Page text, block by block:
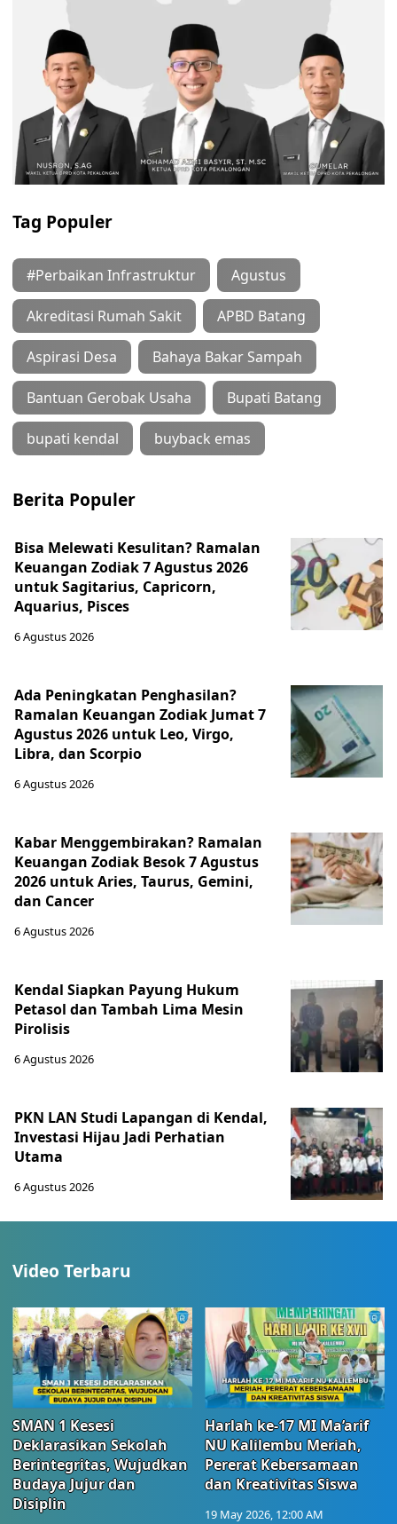
Tag Populer
#Perbaikan Infrastruktur Agustus
Akreditasi Rumah Sakit APBD Batang
Aspirasi Desa Bahaya Bakar Sampah
Bantuan Gerobak Usaha Bupati Batang
bupati kendal buyback emas
Berita Populer
Bisa Melewati Kesulitan? Ramalan
Keuangan Zodiak 7 Agustus 2026
untuk Sagitarius, Capricorn,
Aquarius, Pisces
6 Agustus 2026
Ada Peningkatan Penghasilan?
Ramalan Keuangan Zodiak Jumat 7
Agustus 2026 untuk Leo, Virgo,
Libra, dan Scorpio
6 Agustus 2026
Kabar Menggembirakan? Ramalan
Keuangan Zodiak Besok 7 Agustus
2026 untuk Aries, Taurus, Gemini,
dan Cancer
6 Agustus 2026
Kendal Siapkan Payung Hukum
Petasol dan Tambah Lima Mesin
Pirolisis
6 Agustus 2026
PKN LAN Studi Lapangan di Kendal,
Investasi Hijau Jadi Perhatian
Utama
6 Agustus 2026
Video Terbaru
SMAN 1 Kesesi
Deklarasikan Sekolah
Berintegritas, Wujudkan
Budaya Jujur dan
Disiplin
Harlah ke-17 MI Ma’arif
NU Kalilembu Meriah,
Pererat Kebersamaan
dan Kreativitas Siswa
19 May 2026, 12:00 AM